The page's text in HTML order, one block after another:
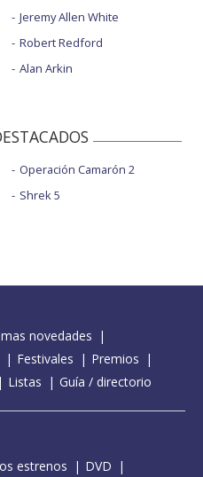
Jeremy Allen White
Robert Redford
Alan Arkin
Operación Camarón 2
Shrek 5
novedades
Festivales
Premios
Listas Guía / directorio
estrenos
DVD